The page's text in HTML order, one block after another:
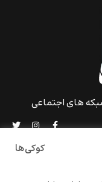
های اجتماعی
کوکی‌ها